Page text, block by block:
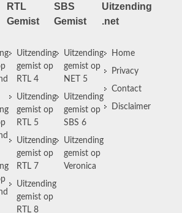
RTL
Gemist
Uitzending
gemist op
RTL 4
Uitzending
gemist op
RTL 5
Uitzending
gemist op
RTL 7
Uitzending
gemist op
RTL 8
SBS
Gemist
Uitzending
gemist op
NET 5
Uitzending
gemist op
SBS 6
Uitzending
gemist op
Veronica
Uitzending
.net
Home
Privacy
Contact
Disclaimer